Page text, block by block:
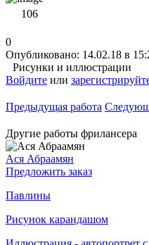
106
0
Опубликовано: 14.02.18 в
Рисунки и иллюстрации
Войдите или
Предыдущая работа
Другие работы фрилансера
Ася Абраамян
Предложить заказ
Павлины
Рисунок карандашом